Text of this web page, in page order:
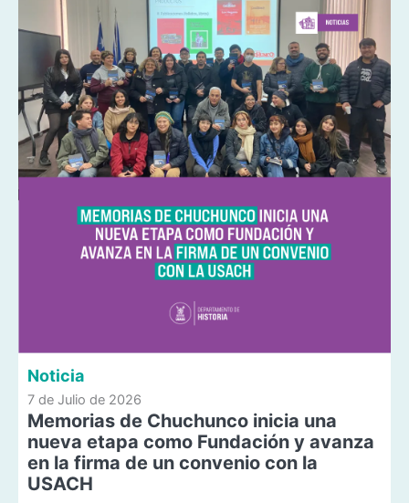
Noticia
7 de Julio de 2026
Memorias de Chuchunco inicia una
nueva etapa como Fundación y avanza
en la firma de un convenio con la
USACH